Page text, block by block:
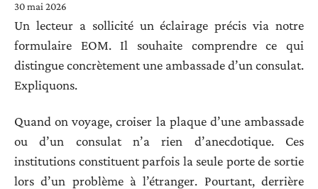
30 mai 2026
Un lecteur a sollicité un éclairage précis via notre
formulaire EOM. Il souhaite comprendre ce qui
distingue concrètement une ambassade d’un consulat.
Expliquons.
Quand on voyage, croiser la plaque d’une ambassade
ou d’un consulat n’a rien d’anecdotique. Ces
institutions constituent parfois la seule porte de sortie
lors d’un problème à l’étranger. Pourtant, derrière